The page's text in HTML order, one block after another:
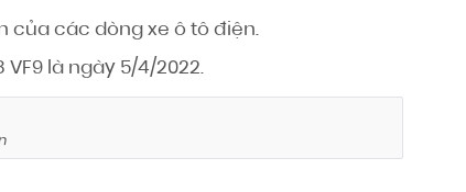
của các dòng xe ô tô điện.
là ngày 5/4/2022.